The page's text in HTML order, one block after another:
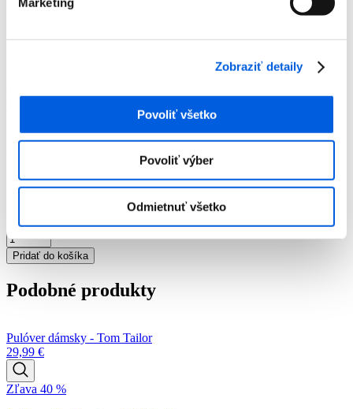
Zobraziť detaily
Povoliť všetko
Povoliť výber
Odmietnuť všetko
Produkty
39,99€
množstvo
Pulóver
dámsky
Tom
Pridať do košíka
Podobné produkty
Pulóver dámsky - Tom Tailor
29,99 €
Zľava 40 %